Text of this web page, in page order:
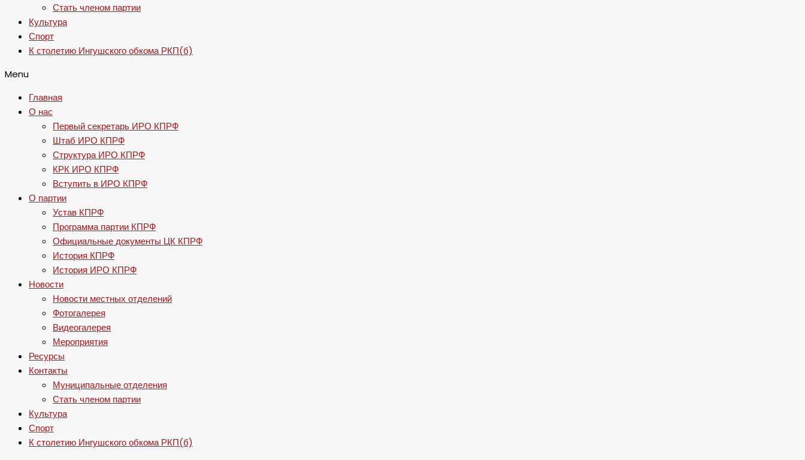
Стать членом партии
Культура
Спорт
К столетию Ингушского обкома РКП(б)
Menu
Главная
О нас
Первый секретарь ИРО КПРФ
Штаб ИРО КПРФ
Структура ИРО КПРФ
КРК ИРО КПРФ
Вступить в ИРО КПРФ
О партии
Устав КПРФ
Программа партии КПРФ
Официальные документы ЦК КПРФ
История КПРФ
История ИРО КПРФ
Новости
Новости местных отделений
Фотогалерея
Видеогалерея
Мероприятия
Ресурсы
Контакты
Муниципальные отделения
Стать членом партии
Культура
Спорт
К столетию Ингушского обкома РКП(б)